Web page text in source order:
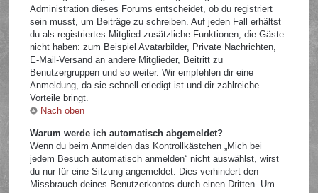
Administration dieses Forums entscheidet, ob du registriert
sein musst, um Beiträge zu schreiben. Auf jeden Fall erhältst
du als registriertes Mitglied zusätzliche Funktionen, die Gäste
nicht haben: zum Beispiel Avatarbilder, Private Nachrichten,
E-Mail-Versand an andere Mitglieder, Beitritt zu
Benutzergruppen und so weiter. Wir empfehlen dir eine
Anmeldung, da sie schnell erledigt ist und dir zahlreiche
Vorteile bringt.
Nach oben
Warum werde ich automatisch abgemeldet?
Wenn du beim Anmelden das Kontrollkästchen „Mich bei
jedem Besuch automatisch anmelden“ nicht auswählst, wirst
du nur für eine Sitzung angemeldet. Dies verhindert den
Missbrauch deines Benutzerkontos durch einen Dritten. Um